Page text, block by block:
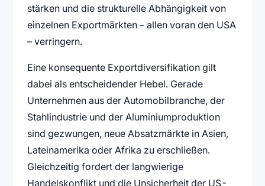
stärken und die strukturelle Abhängigkeit von
einzelnen Exportmärkten – allen voran den USA
– verringern.
Eine konsequente Exportdiversifikation gilt
dabei als entscheidender Hebel. Gerade
Unternehmen aus der Automobilbranche, der
Stahlindustrie und der Aluminiumproduktion
sind gezwungen, neue Absatzmärkte in Asien,
Lateinamerika oder Afrika zu erschließen.
Gleichzeitig fordert der langwierige
Handelskonflikt und die Unsicherheit der US-